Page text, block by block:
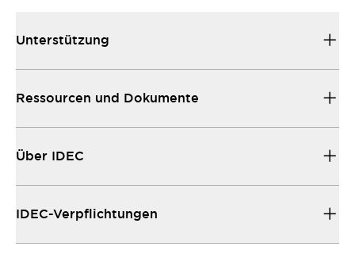
Unterstützung
Ressourcen und Dokumente
Über IDEC
IDEC-Verpflichtungen